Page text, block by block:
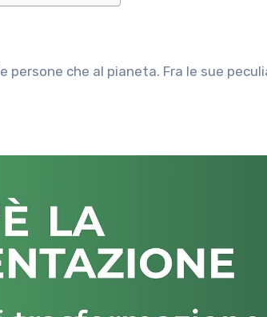
persone che al pianeta. Fra le sue